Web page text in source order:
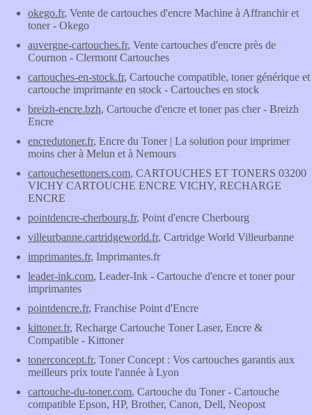
okego.fr, Vente de cartouches d'encre Machine à Affranchir et
toner - Okego
auvergne-cartouches.fr, Vente cartouches d'encre près de
Cournon - Clermont Cartouches
cartouches-en-stock.fr, Cartouche compatible, toner générique et
cartouche imprimante en stock - Cartouches en stock
breizh-encre.bzh, Cartouche d'encre et toner pas cher - Breizh
Encre
encredutoner.fr, Encre du Toner | La solution pour imprimer
moins cher à Melun et à Nemours
cartouchesettoners.com, CARTOUCHES ET TONERS 03200
VICHY CARTOUCHE ENCRE VICHY, RECHARGE
ENCRE
pointdencre-cherbourg.fr, Point d'encre Cherbourg
villeurbanne.cartridgeworld.fr, Cartridge World Villeurbanne
imprimantes.fr, Imprimantes.fr
leader-ink.com, Leader-Ink - Cartouche d'encre et toner pour
imprimantes
pointdencre.fr, Franchise Point d'Encre
kittoner.fr, Recharge Cartouche Toner Laser, Encre &
Compatible - Kittoner
tonerconcept.fr, Toner Concept : Vos cartouches garantis aux
meilleurs prix toute l'année à Lyon
cartouche-du-toner.com, Cartouche du Toner - Cartouche
compatible Epson, HP, Brother, Canon, Dell, Neopost